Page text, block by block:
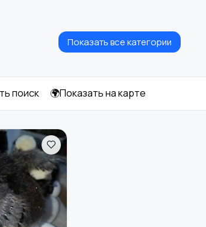
Показать все категории
поиск 🌍Показать на карте